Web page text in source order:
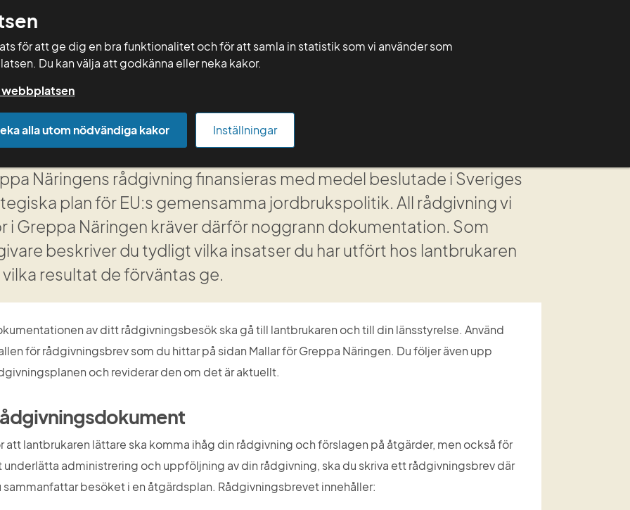
för att ge dig en bra funktionalitet och för att samla in statistik som vi använder som
Du kan välja att godkänna eller neka kakor.
webbplatsen
alla utom nödvändiga kakor Inställningar
Rådgivning Vera Kurser
besöket, 13D
Näringens rådgivning finansieras med medel beslutade i Sveriges
plan för EU:s gemensamma jordbrukspolitik. All rådgivning vi
i Greppa Näringen kräver därför noggrann dokumentation. Som
beskriver du tydligt vilka insatser du har utfört hos lant­brukaren
resultat de förväntas ge.
av ditt rådgivningsbesök ska gå till lantbrukaren och till din länsstyrelse. Använd
för rådgivningsbrev som du hittar på sidan Mallar för Greppa Näringen. Du följer även upp
och reviderar den om det är aktuellt.
att lantbrukaren lättare ska komma ihåg din rådgivning och förslagen på åtgärder, men också för
underlätta administrering och uppföljning av din rådgivning, ska du skriva ett rådgivningsbrev där
sammanfattar besöket i en åtgärdsplan. Rådgivningsbrevet innehåller: